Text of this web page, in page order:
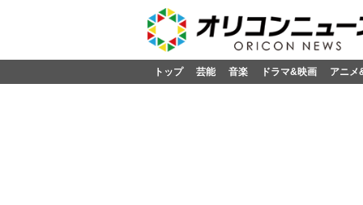
トップ 芸能 音楽 ドラマ&映画 アニメ